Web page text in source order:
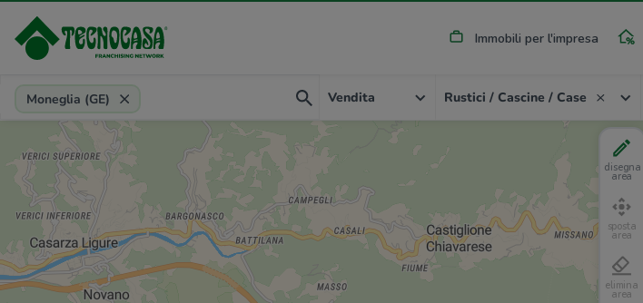
Immobili per l'impresa
Provincia, comune, zona, riferimento
Moneglia (GE) Vendita Rustici / Cascine / Case
disegna
area
sposta
area
elimina
area